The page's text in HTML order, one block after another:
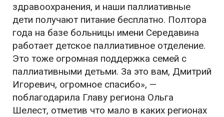
здравоохранения, и наши паллиативные
дети получают питание бесплатно. Полтора
года на базе больницы имени Середавина
работает детское паллиативное отделение.
Это тоже огромная поддержка семей с
паллиативными детьми. За это вам, Дмитрий
Игоревич, огромное спасибо», —
поблагодарила Главу региона Ольга
Шелест, отметив что мало в каких регионах